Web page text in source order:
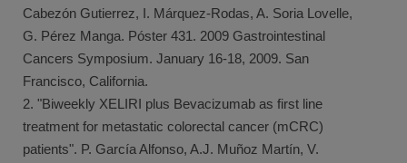
Cabezón Gutierrez, I. Márquez-Rodas, A. Soria Lovelle,
G. Pérez Manga. Póster 431. 2009 Gastrointestinal
Cancers Symposium. January 16-18, 2009. San
Francisco, California.
2. "Biweekly XELIRI plus Bevacizumab as first line
treatment for metastatic colorectal cancer (mCRC)
patients". P. García Alfonso, A.J. Muñoz Martín, V.